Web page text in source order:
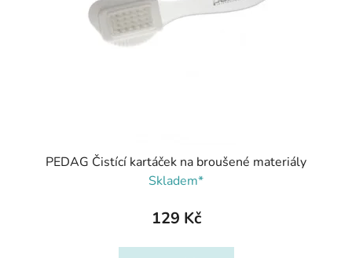
PEDAG Čistící kartáček na broušené materiály
Skladem*
129 Kč